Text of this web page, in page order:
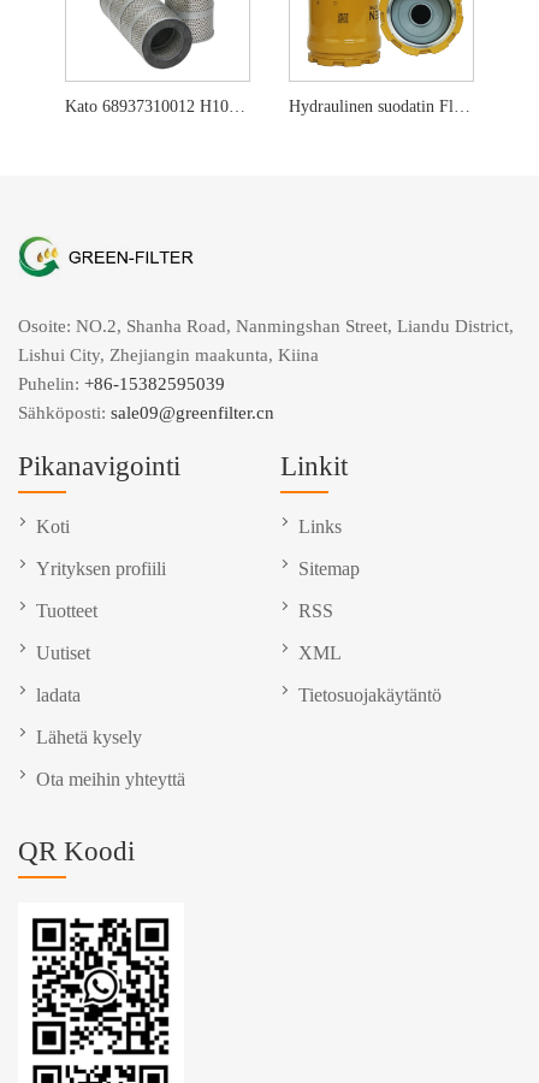
Kato 68937310012 H1015 P502184 hydraulinen elementti
Osoite: NO.2, Shanha Road, Nanmingshan Street, Liandu District,
Lishui City, Zhejiangin maakunta, Kiina
Puhelin: +86-15382595039
Sähköposti: sale09@greenfilter.cn
Pikanavigointi
Koti
Yrityksen profiili
Tuotteet
Uutiset
ladata
Lähetä kysely
Ota meihin yhteyttä
Linkit
Links
Sitemap
RSS
XML
Tietosuojakäytäntö
QR Koodi